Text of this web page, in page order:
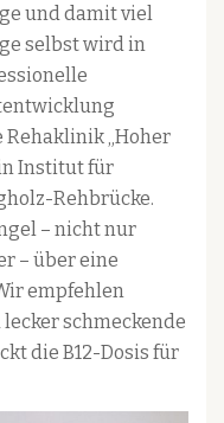
und damit viel
selbst wird in
„Hoher
Institut für
Rehbrücke.
– nicht nur
– über eine
empfehlen
schmeckende
die B12-Dosis für